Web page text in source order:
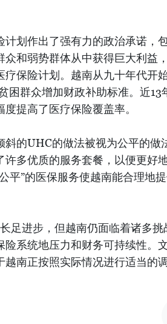
划作出了强有力的政治承诺，
和弱势群体从中获得巨大利益
保险计划。越南从九十年代开
困群众增加财政补助标准。近13
提高了医疗保险覆盖率。
的UHC的做法被视为公平的做
多优质的服务套餐，以便更好
平”的医保服务使越南能合理地
足进步，但越南仍面临着诸多挑
系统地压力和财务可持续性。
南正按照实际情况进行适当的